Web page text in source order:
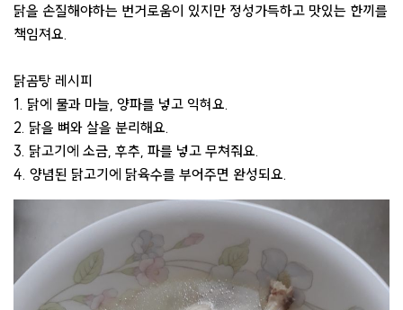
닭을 손질해야하는 번거로움이 있지만 정성가득하고 맛있는 한끼를
책임져요.
닭곰탕 레시피
1. 닭에 물과 마늘, 양파를 넣고 익혀요.
2. 닭을 뼈와 살을 분리해요.
3. 닭고기에 소금, 후추, 파를 넣고 무쳐줘요.
4. 양념된 닭고기에 닭육수를 부어주면 완성되요.